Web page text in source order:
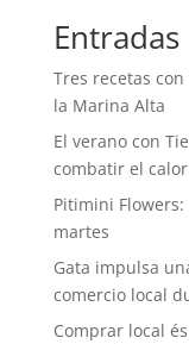
Tres recetas
la Marina Alta
El verano con
combatir el calor
Pitimini
martes
Gata impulsa
comercio local
Comprar local